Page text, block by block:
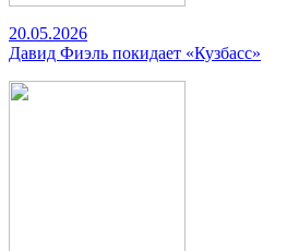
20.05.2026
Давид Фиэль покидает «Кузбасс»